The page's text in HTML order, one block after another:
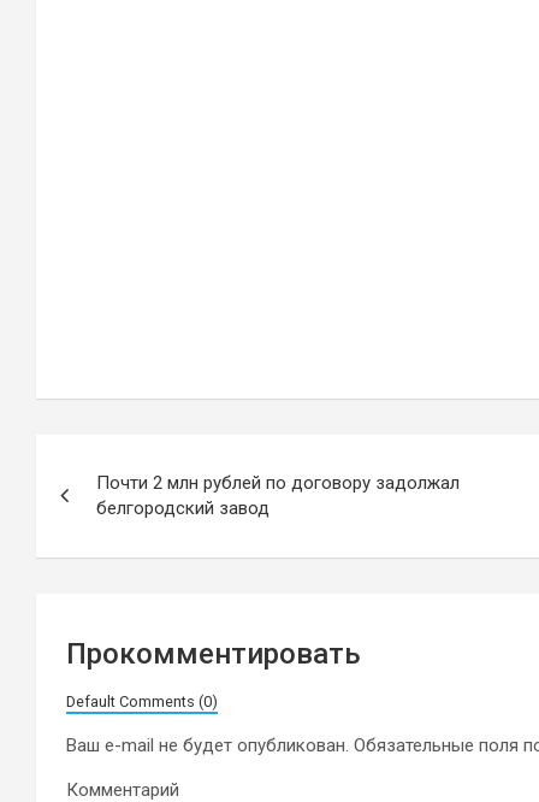
по
записям
Почти 2 млн рублей по договору задолжал
белгородский завод
Прокомментировать
Default Comments (0)
Ваш e-mail не будет опубликован. Обязательные поля
Комментарий